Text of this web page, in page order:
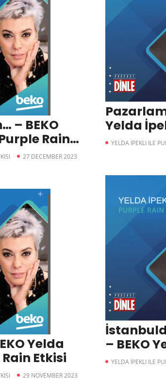
Yelda
Etkisi
YELDA İPEKLI ILE
– BEKO
Rain
27 DECEMBER 2023
– BEKO
Rain
YELDA İPEKLI ILE
Yelda
Etkisi
29 NOVEMBER 2023